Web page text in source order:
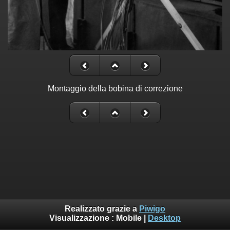
Montaggio della bobina di correzione
Realizzato grazie a Piwigo
Visualizzazione : Mobile Desktop